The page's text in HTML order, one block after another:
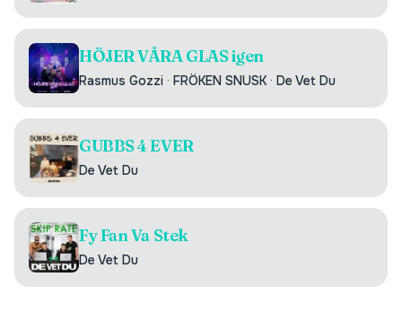
HÖJER VÅRA GLAS igen
Rasmus Gozzi · FRÖKEN SNUSK · De Vet Du
GUBBS 4 EVER
De Vet Du
Fy Fan Va Stek
De Vet Du